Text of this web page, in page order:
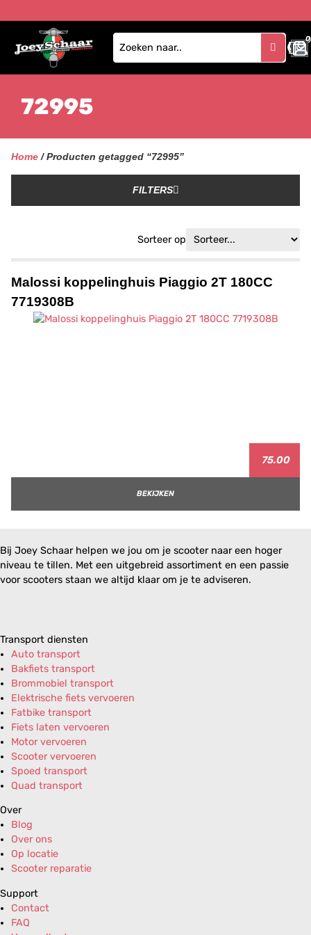
0
0
72995
Home / Producten getagged “72995”
FILTERS
Sorteer op
Malossi koppelinghuis Piaggio 2T 180CC
7719308B
75.00
BEKIJKEN
Bij Joey Schaar helpen we jou om je scooter naar een hoger
niveau te tillen. Met een uitgebreid assortiment en een passie
voor scooters staan we altijd klaar om je te adviseren.
Transport diensten
Auto transport
Bakfiets transport
Brommobiel transport
Elektrische fiets vervoeren
Fatbike transport
Fiets laten vervoeren
Motor vervoeren
Scooter vervoeren
Spoed transport
Quad transport
Over
Blog
Over ons
Op locatie
Scooter reparatie
Support
Contact
FAQ